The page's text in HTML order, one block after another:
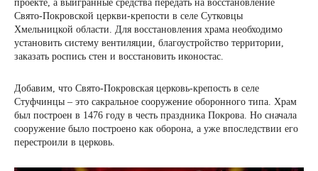
проекте, а выигранные средства передать на восстановление
Свято-Покровской церкви-крепости в селе Сутковцы
Хмельницкой области. Для восстановления храма необходимо
установить систему вентиляции, благоустройство территории,
заказать роспись стен и восстановить иконостас.
Добавим, что Свято-Покровская церковь-крепость в селе
Стуфчинцы – это сакральное сооружение оборонного типа. Храм
был построен в 1476 году в честь праздника Покрова. Но сначала
сооружение было построено как оборона, а уже впоследствии его
перестроили в церковь.